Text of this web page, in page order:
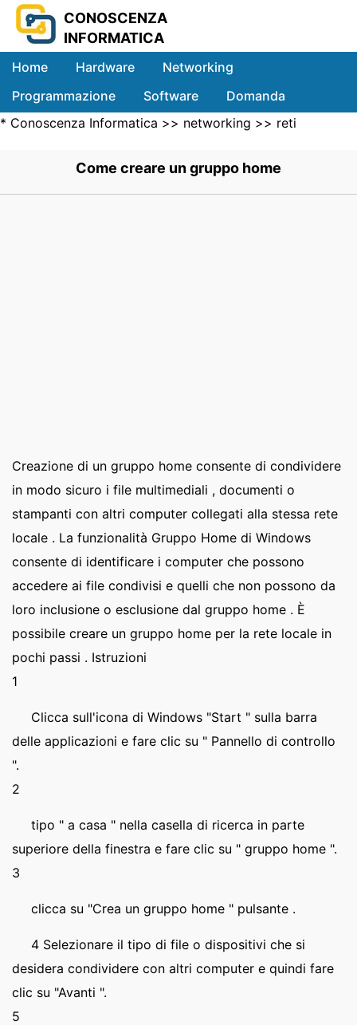
CONOSCENZA
INFORMATICA
Home Hardware
Networking
Programmazione
Software
Domanda
Sistemi
* Conoscenza Informatica >> networking >> reti
Come creare un gruppo home
Creazione di un gruppo home consente di condividere
in modo sicuro i file multimediali , documenti o
stampanti con altri computer collegati alla stessa rete
locale . La funzionalità Gruppo Home di Windows
consente di identificare i computer che possono
accedere ai file condivisi e quelli che non possono da
loro inclusione o esclusione dal gruppo home . È
possibile creare un gruppo home per la rete locale in
pochi passi . Istruzioni
1
Clicca sull'icona di Windows "Start " sulla barra
delle applicazioni e fare clic su " Pannello di controllo
".
2
tipo " a casa " nella casella di ricerca in parte
superiore della finestra e fare clic su " gruppo home ".
3
clicca su "Crea un gruppo home " pulsante .
4 Selezionare il tipo di file o dispositivi che si
desidera condividere con altri computer e quindi fare
clic su "Avanti ".
5